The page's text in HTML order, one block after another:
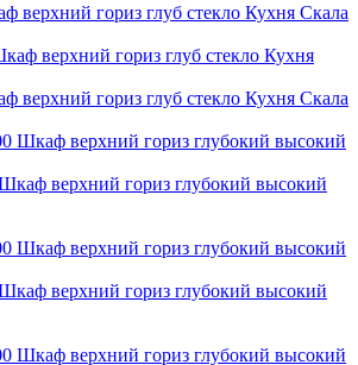
гориз глуб стекло Кухня Скала
гориз глуб стекло Кухня Скала
верхний гориз глубокий высокий
верхний гориз глубокий высокий